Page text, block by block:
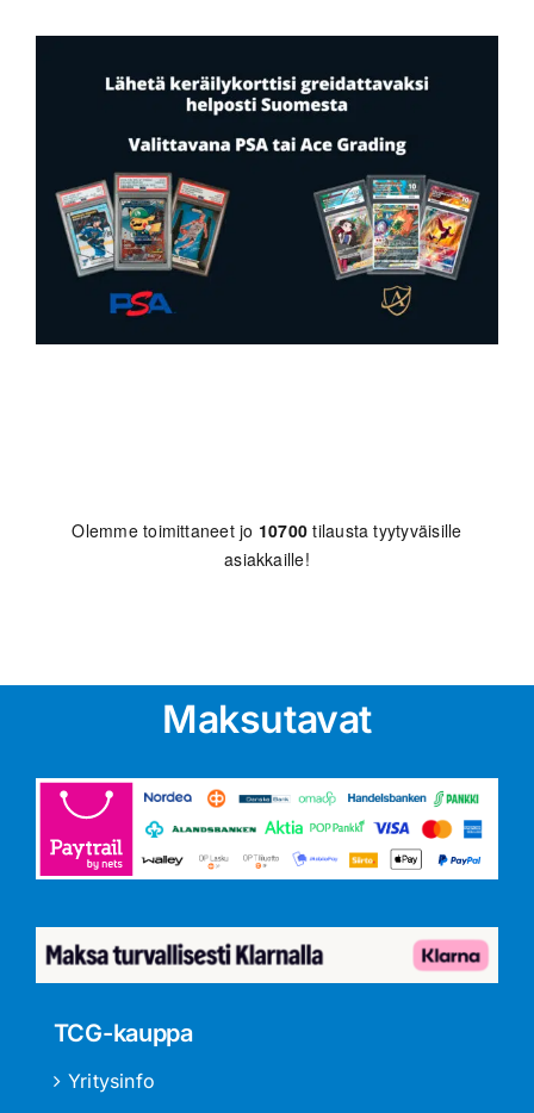
Olemme toimittaneet jo 10700 tilausta tyytyväisille
asiakkaille!
Maksutavat
TCG-kauppa
Yritysinfo